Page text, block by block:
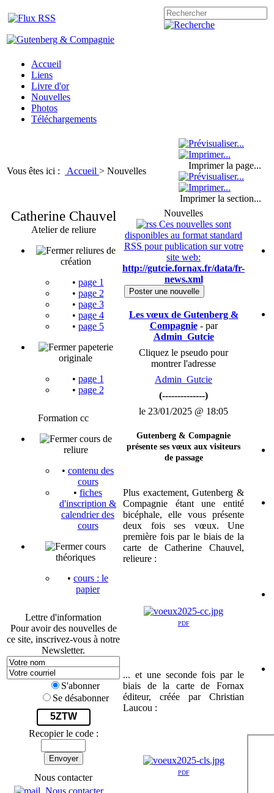
Accueil
Liens
Livre d'or
Nouvelles
Photos
Téléchargements
Vous êtes ici : Accueil > Nouvelles
Imprimer la page...
Imprimer la section...
Catherine Chauvel
Atelier de reliure
reliures de
création
• page 1
• page 2
• page 3
• page 4
• page 5
papeterie
originale
• page 1
• page 2
Formation cc
cours de
reliure
• contenu des
cours
• fiches
d'inscription &
calendrier des
cours
cours
théoriques
• cours : le
papier
Lettre d'information
Pour avoir des nouvelles de
ce site, inscrivez-vous à notre
Newsletter.
S'abonner
Se désabonner
5ZTW
Recopier le code :
Envoyer
Nous contacter
Nous contacter
Nouvelles
Ces nouvelles sont
disponibles au format standard
RSS pour publication sur votre
site web:
http://gutcie.fornax.fr/data/fr-
news.xml
Poster une nouvelle
Les vœux de Gutenberg &
Compagnie- par
Admin_Gutcie
Cliquez le pseudo pour
montrer l'adresse
Admin_Gutcie
(--------------)
le 23/01/2025 @ 18:05
Gutenberg & Compagnie
présente ses vœux aux visiteurs
de passage
Plus exactement, Gutenberg &
Compagnie étant une entité
bicéphale, elle vous présente
deux fois ses vœux. Une
première fois par le biais de la
carte de Catherine Chauvel,
relieure :
PDF
... et une seconde fois par le
biais de la carte de Fornax
éditeur, créée par Christian
Laucou :
PDF